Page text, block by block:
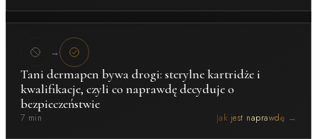
→
Tani dermapen bywa drogi: sterylne kartridże i
kwalifikacje, czyli co naprawdę decyduje o
bezpieczeństwie
7 min Jak jest naprawdę →